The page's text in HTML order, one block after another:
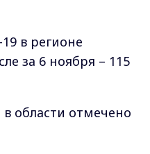
в регионе
за 6 ноября – 115
области отмечено